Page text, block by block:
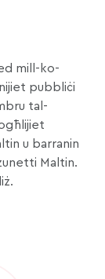
mill-ko-
pubbliċi
tal-
u barranin
Maltin.